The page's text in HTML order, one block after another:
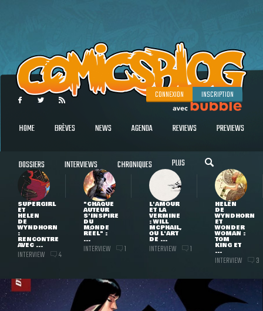
CONNEXION INSCRIPTION
HOME BRÈVES NEWS AGENDA REVIEWS PREVIEWS
DOSSIERS INTERVIEWS CHRONIQUES PLUS
SUPERGIRL
ET
HELEN
DE
WYNDHORN
:
RENCONTRE
AVEC ...
INTERVIEW 4
"CHAQUE
AUTEUR
S'INSPIRE
DU
MONDE
RÉEL" :
...
INTERVIEW 1
L'AMOUR
ET LA
VERMINE
: WILL
MCPHAIL,
OU L'ART
DE ...
INTERVIEW 1
HELEN
DE
WYNDHORN
ET
WONDER
WOMAN :
TOM
KING ET
...
INTERVIEW 3